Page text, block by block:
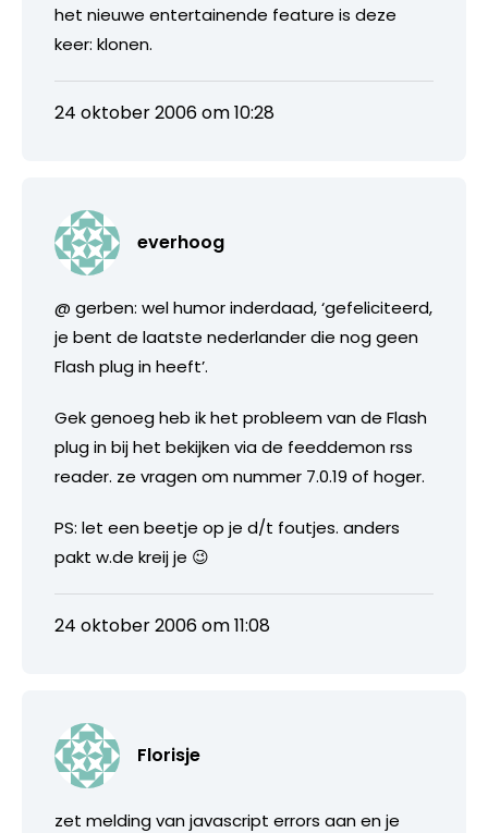
het nieuwe entertainende feature is deze
keer: klonen.
24 oktober 2006 om 10:28
everhoog
@ gerben: wel humor inderdaad, ‘gefeliciteerd,
je bent de laatste nederlander die nog geen
Flash plug in heeft’.
Gek genoeg heb ik het probleem van de Flash
plug in bij het bekijken via de feeddemon rss
reader. ze vragen om nummer 7.0.19 of hoger.
PS: let een beetje op je d/t foutjes. anders
pakt w.de kreij je 😉
24 oktober 2006 om 11:08
Florisje
zet melding van javascript errors aan en je